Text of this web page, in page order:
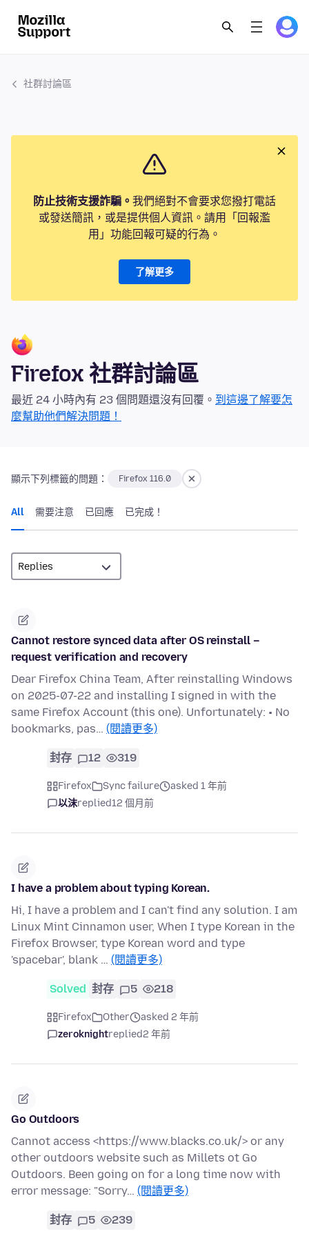
社群討論區
防止技術支援詐騙。 我們絕對不會要求您撥打電話
或發送簡訊，或是提供個人資訊。請用「回報濫
用」功能回報可疑的行為。
了解更多
Firefox 社群討論區
最近 24 小時內有 23 個問題還沒有回覆。 到這邊了解要怎
麼幫助他們解決問題！
顯示下列標籤的問題： Firefox 116.0
All 需要注意 已回應 已完成！
Cannot restore synced data after OS reinstall –
request verification and recovery
Dear Firefox China Team, After reinstalling Windows
on 2025-07-22 and installing I signed in with the
same Firefox Account (this one). Unfortunately: • No
bookmarks, pas… (閱讀更多)
封存 12 319
Firefox Sync failure
asked 1 年前
以沫replied12 個月前
I have a problem about typing Korean.
Hi, I have a problem and I can't find any solution. I am
Linux Mint Cinnamon user, When I type Korean in the
Firefox Browser, type Korean word and type
'spacebar', blank … (閱讀更多)
Solved 封存 5 218
Firefox Other
asked 2 年前
zeroknightreplied2 年前
Go Outdoors
Cannot access <https://www.blacks.co.uk/> or any
other outdoors website such as Millets ot Go
Outdoors. Been going on for a long time now with
error message: "Sorry… (閱讀更多)
封存 5 239